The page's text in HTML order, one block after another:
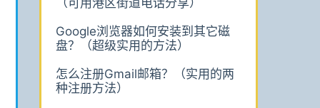
Google浏览器如何安装到其它磁
盘？（超级实用的方法）
怎么注册Gmail邮箱？（实用的两
种注册方法）